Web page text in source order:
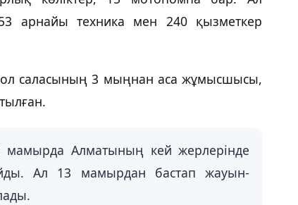
арнайы техника мен 240 қызметкер
саласының 3 мыңнан аса жұмысшысы,
мамырда Алматының кей жерлерінде
Ал 13 мамырдан бастап жауын-